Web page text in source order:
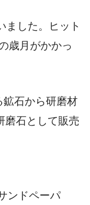
ました。ヒット
歳月がかかっ
鉱石から研磨材
磨石として販売
ンドペーパ